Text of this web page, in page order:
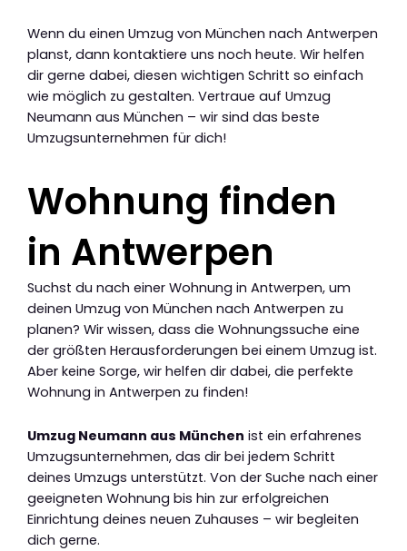
Wenn du einen Umzug von München nach Antwerpen
planst, dann kontaktiere uns noch heute. Wir helfen
dir gerne dabei, diesen wichtigen Schritt so einfach
wie möglich zu gestalten. Vertraue auf Umzug
Neumann aus München – wir sind das beste
Umzugsunternehmen für dich!
Wohnung finden
in Antwerpen
Suchst du nach einer Wohnung in Antwerpen, um
deinen Umzug von München nach Antwerpen zu
planen? Wir wissen, dass die Wohnungssuche eine
der größten Herausforderungen bei einem Umzug ist.
Aber keine Sorge, wir helfen dir dabei, die perfekte
Wohnung in Antwerpen zu finden!
Umzug Neumann aus München ist ein erfahrenes
Umzugsunternehmen, das dir bei jedem Schritt
deines Umzugs unterstützt. Von der Suche nach einer
geeigneten Wohnung bis hin zur erfolgreichen
Einrichtung deines neuen Zuhauses – wir begleiten
dich gerne.